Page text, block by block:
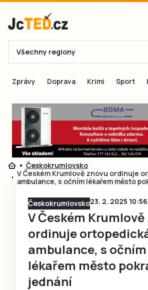
E-mail
Přihlásit se
Přihlásit se přes
Ještě nemám účet, chci se
Všechny regiony
Zprávy Doprava Krimi Sport
Českokrumlovsko
V Českém Krumlově znovu ordinuje
ambulance, s očním lékařem město
Českokrumlovsko23. 2. 2025 10:56
V Českém
ordinuje
ambulance, s očním
lékařem město
jednání